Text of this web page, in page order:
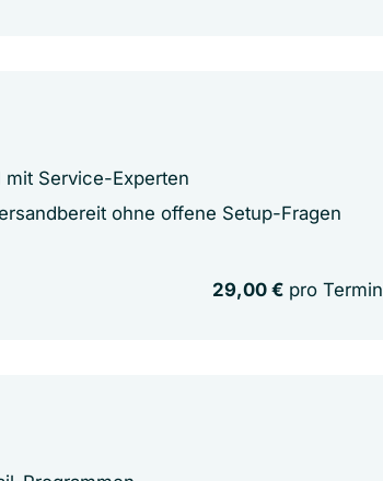
Service-Experten
ohne offene Setup-Fragen
29,00 € pro Termin